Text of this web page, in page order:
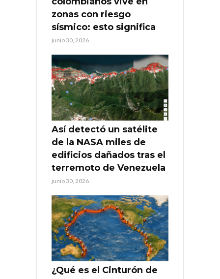
zonas con riesgo
sísmico: esto significa
junio 30, 2026
Así detectó un satélite
de la NASA miles de
edificios dañados tras el
terremoto de Venezuela
junio 30, 2026
¿Qué es el Cinturón de